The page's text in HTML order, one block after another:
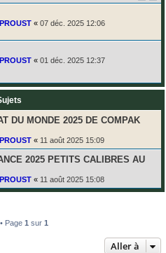
« 07 déc. 2025 12:06
« 01 déc. 2025 12:37
DU MONDE 2025 DE COMPAK
« 11 août 2025 15:09
2025 PETITS CALIBRES AU
« 11 août 2025 15:08
Page 1 sur 1
Aller à